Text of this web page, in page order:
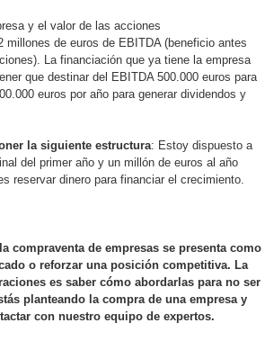
y el valor de las acciones
de euros de EBITDA (beneficio antes
La financiación que ya tiene la empresa
que destinar del EBITDA 500.000 euros para
euros por año para generar dividendos y
la siguiente estructura: Estoy dispuesto a
del primer año y un millón de euros al año
reservar dinero para financiar el crecimiento.
compraventa de empresas se presenta como
o reforzar una posición competitiva. La
es saber cómo abordarlas para no ser
planteando la compra de una empresa y
con nuestro equipo de expertos.